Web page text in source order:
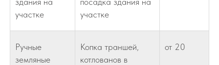
участке
участке
Ручные
земляные
Копка траншей,
котлованов в
от 20